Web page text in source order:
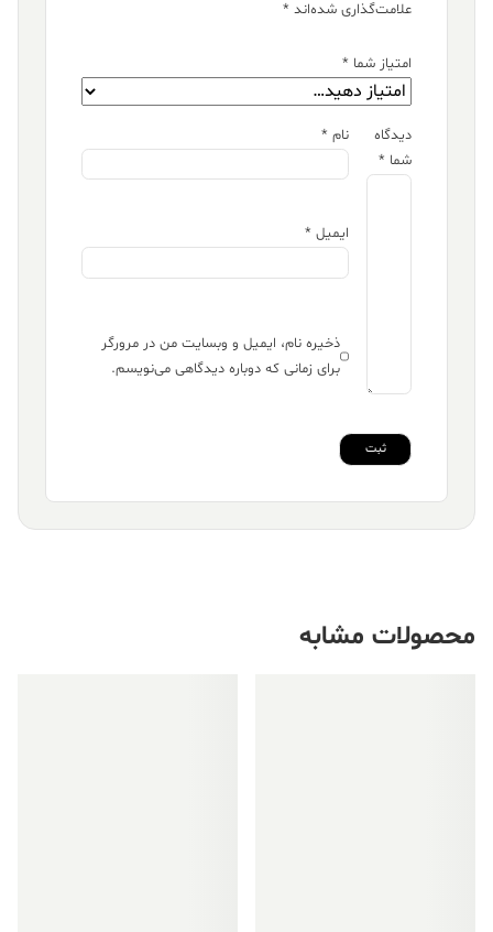
علامت‌گذاری شده‌اند *
امتیاز شما *
دیدگاه
شما *
نام *
ایمیل *
ذخیره نام، ایمیل و وبسایت من در مرورگر
برای زمانی که دوباره دیدگاهی می‌نویسم.
محصولات مشابه